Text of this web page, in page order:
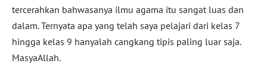
tercerahkan bahwasanya ilmu agama itu sangat luas dan
dalam. Ternyata apa yang telah saya pelajari dari kelas 7
hingga kelas 9 hanyalah cangkang tipis paling luar saja.
MasyaAllah.